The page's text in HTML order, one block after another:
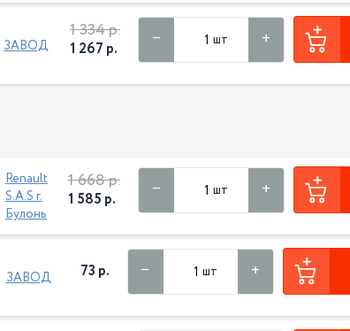
ЗАВОД
1 334 р.
1 267 р. шт
Renault
S.A.S г.
Булонь
1 668 р.
1 585 р. шт
ЗАВОД 73 р. шт